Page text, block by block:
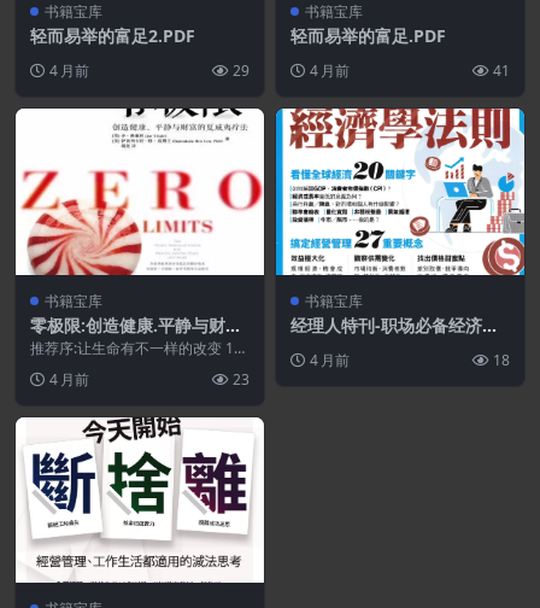
书籍宝库
轻而易举的富足2.PDF
4 月前 29
书籍宝库
轻而易举的富足.PDF
4 月前 41
书籍宝库
零极限:创造健康.平静与财富
的夏威夷疗法.PDF
推荐序:让生命有不一样的改变 11
宇宙的...
4 月前 23
书籍宝库
经理人特刊-职场必备经济学
4 月前 18